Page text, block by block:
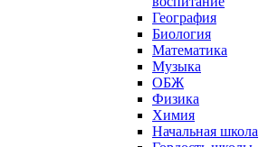
География
Биология
Математика
Музыка
ОБЖ
Физика
Химия
Начальная школа